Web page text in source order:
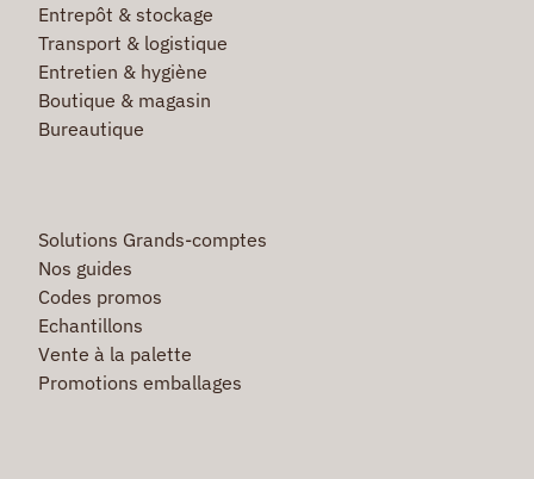
Entrepôt & stockage
Transport & logistique
Entretien & hygiène
Boutique & magasin
Bureautique
Solutions Grands-comptes
Nos guides
Codes promos
Echantillons
Vente à la palette
Promotions emballages